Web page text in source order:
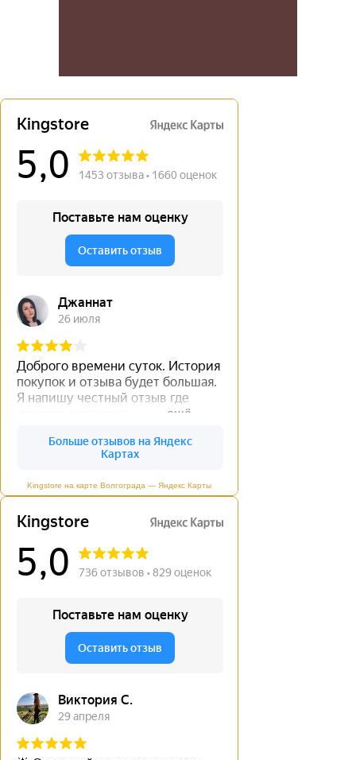
Kingstore на карте Волгограда — Яндекс Карты